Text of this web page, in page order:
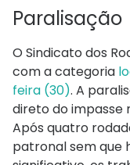
Paralisação
O Sindicato dos
com a categoria
feira (30). A
direto do impasse
Após quatro
patronal sem que